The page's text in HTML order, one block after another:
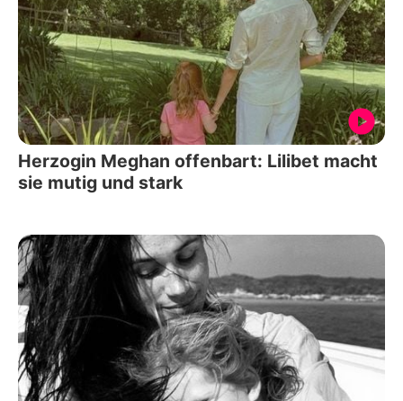
Herzogin Meghan offenbart: Lilibet macht
sie mutig und stark